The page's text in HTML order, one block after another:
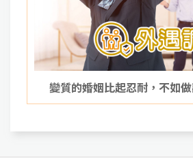
變質的婚姻比起忍耐，不如